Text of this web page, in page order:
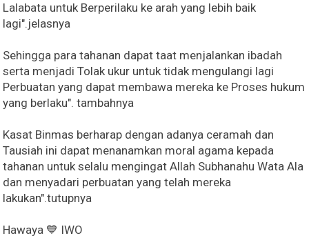
Lalabata untuk Berperilaku ke arah yang lebih baik
lagi".jelasnya
Sehingga para tahanan dapat taat menjalankan ibadah
serta menjadi Tolak ukur untuk tidak mengulangi lagi
Perbuatan yang dapat membawa mereka ke Proses hukum
yang berlaku". tambahnya
Kasat Binmas berharap dengan adanya ceramah dan
Tausiah ini dapat menanamkan moral agama kepada
tahanan untuk selalu mengingat Allah Subhanahu Wata Ala
dan menyadari perbuatan yang telah mereka
lakukan".tutupnya
Hawaya 💙 IWO